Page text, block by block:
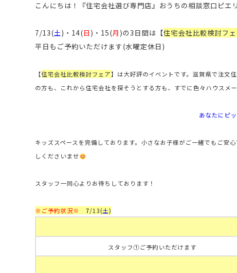
こんにちは！ 『住宅会社選び専門店』おうちの相談窓口ピエ
7/13(土)・14(日 )・15(月 )の3日間は【住宅会社比較検討フ
平日もご予約いただけます(水曜定休日)
【住宅会社比較検討フェア】 は大好評のイベントです。滋賀県で注文
の方も、これから住宅会社を探そうとする方も、すでに色々ハウスメ
あなたにピ
キッズスペースを完備しております。小さなお子様がご一緒でもご安心
しくださいませ
スタッフ一同心よりお待ちしております！
※ご予約状況※ 7/13(土)
スタッフ①ご予約いただけます